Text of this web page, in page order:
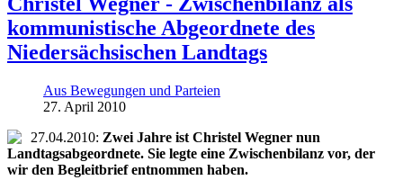
kommunistische Abgeordnete des
Niedersächsischen Landtags
Aus Bewegungen und Parteien
27. April 2010
27.04.2010: Zwei Jahre ist Christel Wegner nun
Landtagsabgeordnete. Sie legte eine Zwischenbilanz vor, der
wir den Begleitbrief entnommen haben.